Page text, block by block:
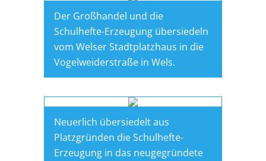
Der Großhandel und die
Schulhefte-Erzeugung übersiedeln
vom Welser Stadtplatzhaus in die
Vogelweiderstraße in Wels.
Neuerlich übersiedelt aus
Platzgründen die Schulhefte-
Erzeugung in das neugegründete